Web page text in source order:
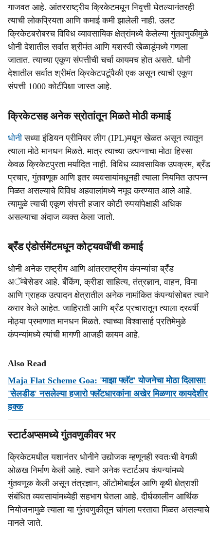
r
e
गाजवत आहे. आंतरराष्ट्रीय क्रिकेटमधून निवृत्ती घेतल्यानंतरही
त्याची लोकप्रियता आणि कमाई कमी झालेली नाही. उलट
क्रिकेटबरोबरच विविध व्यावसायिक क्षेत्रांमध्ये केलेल्या गुंतवणुकीमुळे
धोनी देशातील सर्वात श्रीमंत आणि यशस्वी खेळाडूंमध्ये गणला
जातात. त्याच्या एकूण संपत्तीची चर्चा कायमच होत असते. धोनी
देशातील सर्वात श्रीमंत क्रिकेटपटूंपैकी एक असून त्याची एकूण
संपत्ती 1000 कोटींपेक्षा जास्त आहे.
क्रिकेटसह अनेक स्रोतांतून मिळते मोठी कमाई
धोनीसध्या इंडियन प्रीमियर लीग (IPL)मधून खेळत असून त्यातून
त्याला मोठे मानधन मिळते. मात्र त्याच्या उत्पन्नाचा मोठा हिस्सा
केवळ क्रिकेटपुरता मर्यादित नाही. विविध व्यावसायिक उपक्रम, ब्रँड
प्रचार, गुंतवणूक आणि इतर व्यवसायांमधूनही त्याला नियमित उत्पन्न
मिळत असल्याचे विविध अहवालांमध्ये नमूद करण्यात आले आहे.
त्यामुळे त्याची एकूण संपत्ती हजार कोटी रुपयांपेक्षाही अधिक
असल्याचा अंदाज व्यक्त केला जातो.
ब्रँड एंडोर्समेंटमधून कोट्यवधींची कमाई
धोनी अनेक राष्ट्रीय आणि आंतरराष्ट्रीय कंपन्यांचा ब्रँड
अॅम्बेसेडर आहे. बँकिंग, क्रीडा साहित्य, तंत्रज्ञान, वाहन, विमा
आणि ग्राहक उत्पादन क्षेत्रातील अनेक नामांकित कंपन्यांसोबत त्याने
करार केले आहेत. जाहिराती आणि ब्रँड प्रचारातून त्याला दरवर्षी
मोठ्या प्रमाणात मानधन मिळते. त्याच्या विश्वासार्ह प्रतिमेमुळे
कंपन्यांमध्ये त्यांची मागणी आजही कायम आहे.
Also Read
Maja Flat Scheme Goa: 'माझा फ्लॅट' योजनेचा मोठा दिलासा!
'सेलडीड' नसलेल्या हजारो फ्लॅटधारकांना अखेर मिळणार कायदेशीर
हक्क
स्टार्टअप्समध्ये गुंतवणुकीवर भर
क्रिकेटमधील यशानंतर धोनीने उद्योजक म्हणूनही स्वतःची वेगळी
ओळख निर्माण केली आहे. त्याने अनेक स्टार्टअप कंपन्यांमध्ये
गुंतवणूक केली असून तंत्रज्ञान, ऑटोमोबाईल आणि कृषी क्षेत्राशी
संबंधित व्यवसायांमध्येही सहभाग घेतला आहे. दीर्घकालीन आर्थिक
नियोजनामुळे त्याला या गुंतवणुकीतून चांगला परतावा मिळत असल्याचे
मानले जाते.